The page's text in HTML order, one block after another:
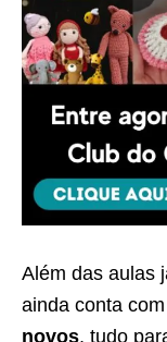
Além das aulas
ainda conta
novos, tudo